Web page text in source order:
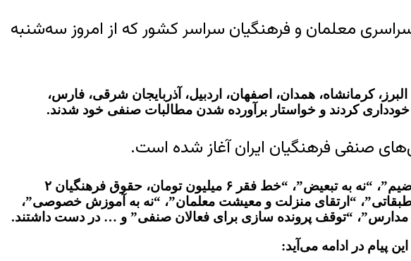
معلمان و فرهنگیان سراسر کشور که از امروز سه‌شنبه
کرمانشاه، همدان، اصفهان، اردبیل، آذربایجان شرقی، فارس،
کردند و خواستار برآورده شدن مطالبات صنفی خود شدند.
صنفی فرهنگیان ایران آغاز شده است.
معلمان متحصن نوشته‌هایی مانند “ما به وضعیت آموزشی معترضیم”، “ما به وضعیت معیشتی معترضیم”، “نه به تبعیض”، “خط فقر ۶ میلیون تومان، حقوق فرهنگیان ۲
طبقاتی”، “ارتقای منزلت و معیشت معلمان”، “نه به آموزش خصوصی”،
مدارس”، “توقف پرونده سازی برای فعالان صنفی” و … در دست داشتند.
پیام در ادامه می‌آید: